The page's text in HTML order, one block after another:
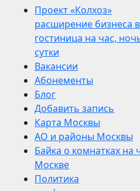
Проект «Колхоз»
расширение бизнеса
гостиница на час,
сутки
Вакансии
Абонементы
Блог
Добавить запись
Карта Москвы
АО и районы Москвы
Байка о комнатках на
Москве
Политика